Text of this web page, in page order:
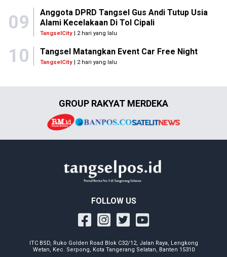
09
Anggota DPRD Tangsel Gus Andi Tutup Usia
Alami Kecelakaan Di Tol Cipali
TangselCity| 2 hari yang lalu
10 Tangsel Matangkan Event Car Free Night
TangselCity | 2 hari yang lalu
GROUP RAKYAT MERDEKA
FOLLOW US
ITC BSD, Ruko Golden Road Blok C32/12, Jalan Raya, Lengkong
Wetan, Kec. Serpong, Kota Tangerang Selatan, Banten 15310